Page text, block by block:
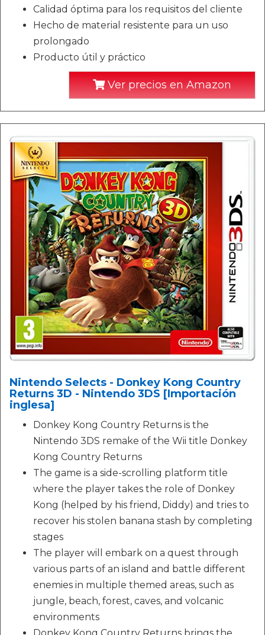
Calidad óptima para los requisitos del cliente
Hecho de material resistente para un uso
prolongado
Producto útil y práctico
Ver precios en Amazon
Nintendo Selects - Donkey Kong Country
Returns 3D - Nintendo 3DS [Importación
inglesa]
Donkey Kong Country Returns is the
Nintendo 3DS remake of the Wii title Donkey
Kong Country Returns
The game is a side-scrolling platform title
where the player takes the role of Donkey
Kong (helped by his friend, Diddy) and tries to
recover his stolen banana stash by completing
stages
The player will embark on a quest through
various parts of an island and battle different
enemies in multiple themed areas, such as
jungle, beach, forest, caves, and volcanic
environments